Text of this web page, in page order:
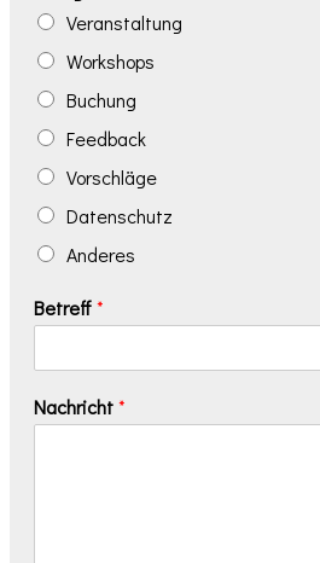
Veranstaltung
Workshops
Buchung
Feedback
Vorschläge
Datenschutz
Anderes
Betreff*
Nachricht*